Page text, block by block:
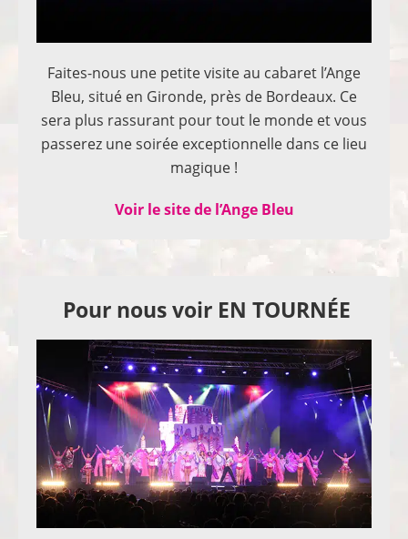
Faites-nous une petite visite au cabaret l’Ange
Bleu, situé en Gironde, près de Bordeaux. Ce
sera plus rassurant pour tout le monde et vous
passerez une soirée exceptionnelle dans ce lieu
magique !
Voir le site de l’Ange Bleu
Pour nous voir EN TOURNÉE